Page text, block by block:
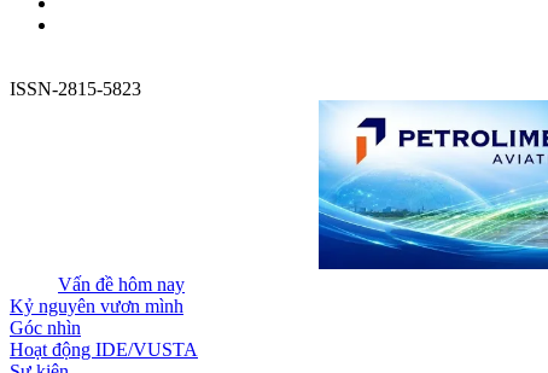
ISSN-2815-5823
Vấn đề hôm nay
Kỷ nguyên vươn mình
Góc nhìn
Hoạt động IDE/VUSTA